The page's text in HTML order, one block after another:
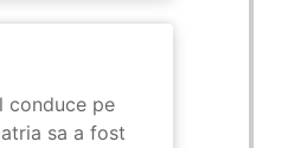
conduce pe
sa a fost